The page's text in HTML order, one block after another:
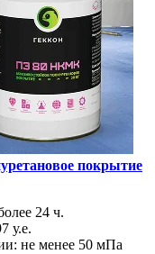
покрытие
24 ч.
у.е.
не менее 50 мПа